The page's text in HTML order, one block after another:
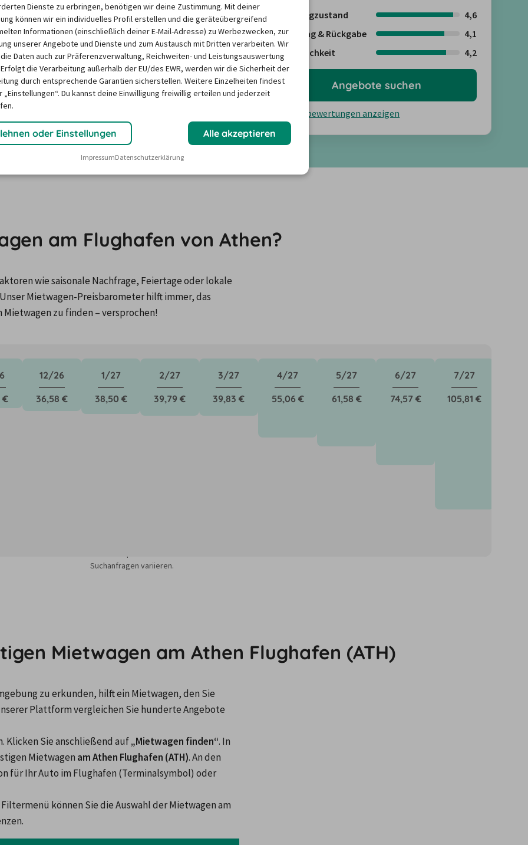
Fahrzeugzustand
4,1
Abholung & Rückgabe
4,1
Freundlichkeit
4,2
Angebote suchen
Fahrzeugzustand
4,6
Abholung & Rückgabe
4,1
Freundlichkeit
4,2
Kundenbewertungen anzeigen
Angebote suchen
am Flughafen von Athen?
wie saisonale Nachfrage, Feiertage oder lokale
Mietwagen-Preisbarometer hilft immer, das
zu finden – versprochen!
€
12/26
36,58 €
1/27
38,50 €
2/27
39,79 €
3/27
39,83 €
4/27
55,06 €
5/27
61,58 €
6/27
74,57 €
7/27
105,81 €
Suchanfragen variieren.
Mietwagen am Athen Flughafen (ATH)
zu erkunden, hilft ein Mietwagen, den Sie
Plattform vergleichen Sie hunderte Angebote
Klicken Sie anschließend auf „Mietwagen finden“. In
Mietwagen am Athen Flughafen (ATH). An den
für Ihr Auto im Flughafen (Terminalsymbol) oder
können Sie die Auswahl der Mietwagen am
Dienste zu erbringen, benötigen wir deine Zustimmung. Mit deiner
können wir ein individuelles Profil erstellen und die geräteübergreifend
Informationen (einschließlich deiner E-Mail-Adresse) zu Werbezwecken, zur
unserer Angebote und Dienste und zum Austausch mit Dritten verarbeiten. Wir
Daten auch zur Präferenzverwaltung, Reichweiten- und Leistungsauswertung
die Verarbeitung außerhalb der EU/des EWR, werden wir die Sicherheit der
durch entsprechende Garantien sicherstellen. Weitere Einzelheiten findest
„Einstellungen“. Du kannst deine Einwilligung freiwillig erteilen und jederzeit
oder Einstellungen Alle akzeptieren
ImpressumDatenschutzerklärung